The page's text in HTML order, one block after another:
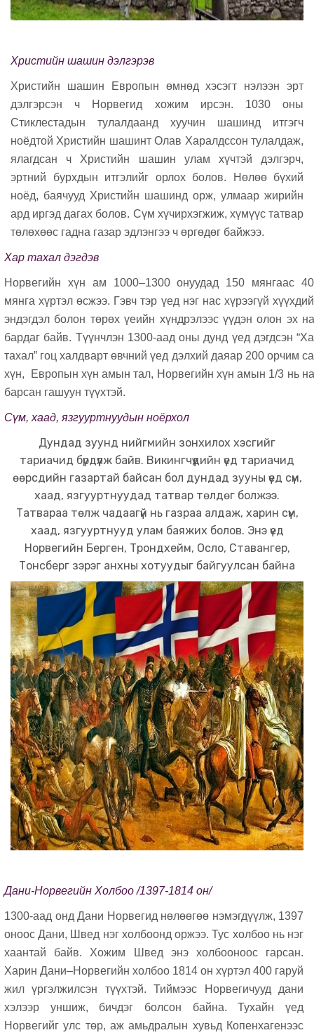
Xристийн шашин дэлгэрэв
Христийн шашин Европын өмнөд хэсэгт нэлээн эрт
дэлгэрсэн ч Норвегид хожим ирсэн. 1030 оны
Стиклестадын тулалдаанд хуучин шашинд итгэгч
ноёдтой Христийн шашинт Олав Харалдссон тулалдаж,
ялагдсан ч Христийн шашин улам хүчтэй дэлгэрч,
эртний бурхдын итгэлийг орлох болов. Hөлөө бүхий
ноёд, баячууд Христийн шашинд орж, улмаар жирийн
ард иргэд дагах болов. Сүм хүчирхэгжиж, хүмүүс татвар
төлөхөөс гадна газар эдлэнгээ ч өргөдөг байжээ.
Хар тахал дэгдэв
Норвегийн хүн ам 1000–1300 онуудад 150 мянгаас
мянга хүртэл өсжээ. Гэвч тэр үед нэг нас хүрээгүй
эндэгдэл болон төрөх үеийн хүндрэлээс үүдэн олон эх
бардаг байв. Түүнчлэн 1300-аад оны дунд үед дэгдсэн
тахал” гоц халдварт өвчний үед дэлхий даяар 200 орчим
хүн, Европын хүн амын тал, Норвегийн хүн амын 1/3 нь
барсан гашуун түүхтэй.
Сүм, хаад, язгууртнуудын ноёрхол
Дундад зуунд нийгмийн зонхилох хэсгийг
тариачид бүрдүүлж байв. Викингчүүдийн үед тариачид
өөрсдийн газартай байсан бол дундад зууны үед сүм,
хаад, язгууртнуудад татвар төлдөг болжээ.
Татвараа төлж чадаагүй нь газраа алдаж, харин сүм,
хаад, язгууртнууд улам баяжих болов. Энэ үед
Норвегийн Берген, Трондхейм, Осло, Ставангер,
Тoнсберг зэрэг анхны хотуудыг байгуулсан байна
Дани-Норвегийн Холбоо /1397-1814 он/
1300-аад онд Дани Норвегид нөлөөгөө нэмэгдүүлж, 1397
оноос Дани, Швед нэг холбоонд оржээ. Тус холбоо нь нэг
хаантай байв. Хожим Швед энэ холбооноос гарсан.
Харин Дани–Норвегийн холбоо 1814 он хүртэл 400 гаруй
жил үргэлжилсэн түүхтэй. Тиймээс Норвегичууд дани
хэлээр уншиж, бичдэг болсон байна. Тухайн үед
Норвегийг улс төр, аж амьдралын хувьд Копенхагенээс